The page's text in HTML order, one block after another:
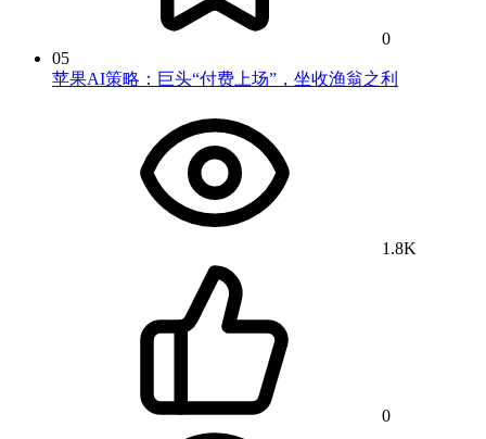
0
05
苹果AI策略：巨头“付费上场”，坐收渔翁之利
1.8K
0